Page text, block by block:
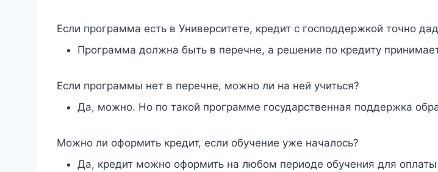
Если программа есть в Университете, кредит с господдержкой точно
Программа должна быть в перечне, а решение по кредиту
Если программы нет в перечне, можно ли на ней учиться?
Да, можно. Но по такой программе государственная поддержка
Можно ли оформить кредит, если обучение уже началось?
Да, кредит можно оформить на любом периоде обучения для